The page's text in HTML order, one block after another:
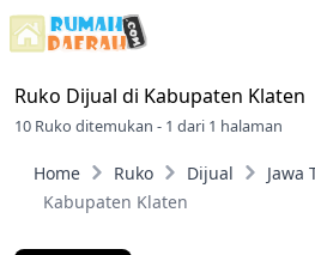
Ruko Dijual di Kabupaten Klaten
10 Ruko ditemukan - 1 dari 1 halaman
Home Ruko Dijual
Jawa
Kabupaten Klaten